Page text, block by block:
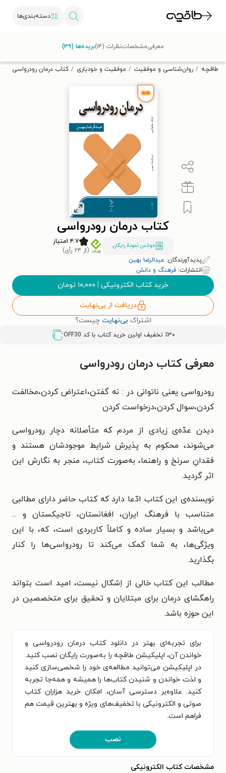
دسته‌بندی‌ها
تخفیف از طاقچه دریافت کن.
طاقچه روان‌شناسی و موفقیت موفقیت و خودیاری کتاب درمان رودرواسی
کتاب درمان رودرواسی
خواندن نمونۀ رایگان
۴.۷ امتیاز
(از ۲۴ رأی)
پدیدآورندگان: عبدالرضا بهین
انتشارات: فرهنگ و دانش
خرید کتاب الکترونیکی | ۱۰,۰۰۰ تومان
دریافت از بی‌نهایت
اشتراک بی‌نهایت چیست؟
٪۳۰ تخفیف اولین خرید کتاب با کد OFF30
معرفیمشخصاتنظرات (۱۴) بریده‌ها (۳۹)
معرفی کتاب درمان رودرواسی
رودرواسی یعنی ناتوانی در : نه گفتن،اعتراض کردن،مخالفت
کردن،سوال کردن،درخواست کردن
دیدن عدّه‌ی زیادی از مردم که متأصلانه دچار رودرواسی
می‌شوند، محکوم به پذیرش شرایط موجودشان هستند و
فقدانِ سرنخ و راهنما، به‌صورت کتاب، منجر به نگارش این
اثر گردید.
نویسنده‌ی این کتاب ادّعا دارد که کتاب حاضر دارای مطالبی
متناسب با فرهنگ ایران، افغانستان، تاجیکستان و ...
می‌باشد و بسیار ساده و کاملاً کاربردی است، که، با این
ویژگی‌ها، به شما کمک می‌کند تا رودرواسی‌ها را کنار
بگذارید.
مطالب این کتاب خالی از اِشکال نیست، امید است بتواند
راهگشای درمان برای مبتلایان و تحقیق برای متخصصین در
این حوزه باشد.
برای تجربه‌ای بهتر در دانلود کتاب درمان رودرواسی و
خواندن آن، اپلیکیشن طاقچه را به‌صورت رایگان نصب کنید.
در اپلیکیشن می‌توانید مطالعه‌ی خود را شخصی‌سازی کنید
و لذت خواندن و شنیدن کتاب‌ها را همیشه و همه‌جا تجربه
کنید. علاوه‌بر دسترسی آسان، امکان خرید هزاران کتاب
صوتی و الکترونیکی با تخفیف‌های ویژه و بهترین قیمت هم
فراهم است.
نصب
مشخصات کتاب الکترونیکی